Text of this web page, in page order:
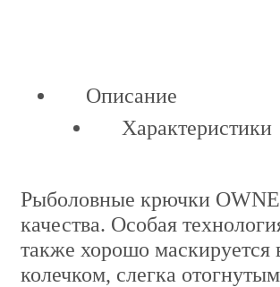
Описание
Характеристики
Рыболовные крючки
качества. Особая
также хорошо
колечком, слегка